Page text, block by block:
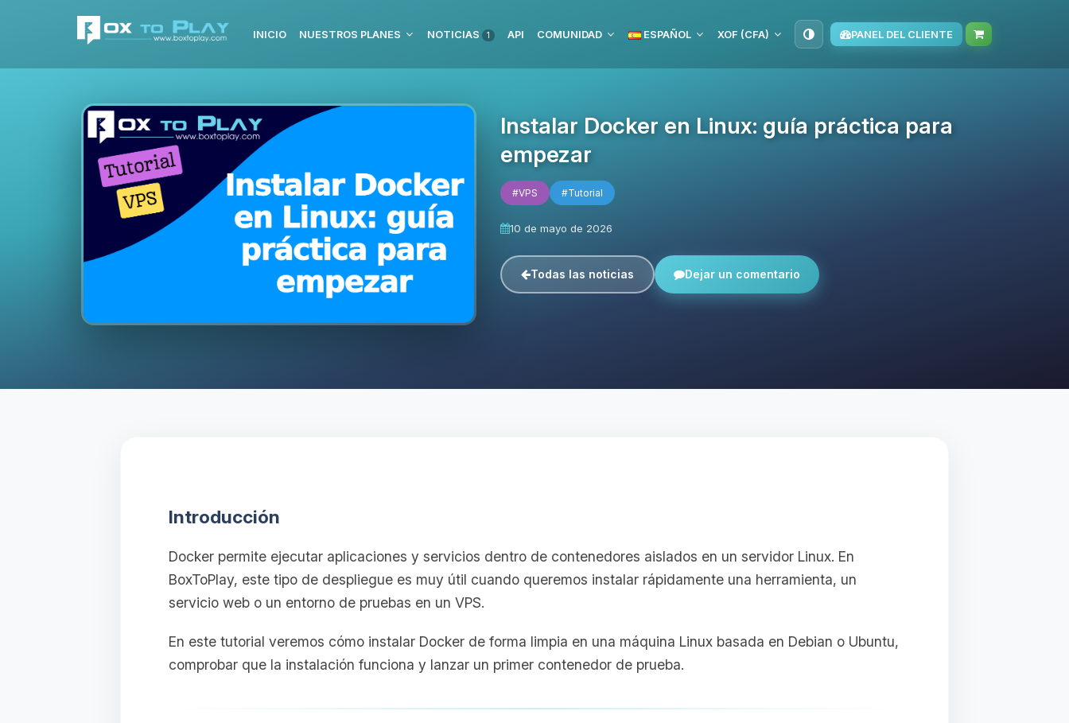
INICIO NUESTROS PLANES NOTICIAS 1 API COMUNIDAD ESPAÑOL XOF (CFA) PANEL DEL CLIENTE
Instalar Docker en Linux: guía práctica para
empezar
#VPS #Tutorial
10 de mayo de 2026
Todas las noticias Dejar un comentario
Introducción
Docker permite ejecutar aplicaciones y servicios dentro de contenedores aislados en un servidor Linux. En
BoxToPlay, este tipo de despliegue es muy útil cuando queremos instalar rápidamente una herramienta, un
servicio web o un entorno de pruebas en un VPS.
En este tutorial veremos cómo instalar Docker de forma limpia en una máquina Linux basada en Debian o Ubuntu,
comprobar que la instalación funciona y lanzar un primer contenedor de prueba.